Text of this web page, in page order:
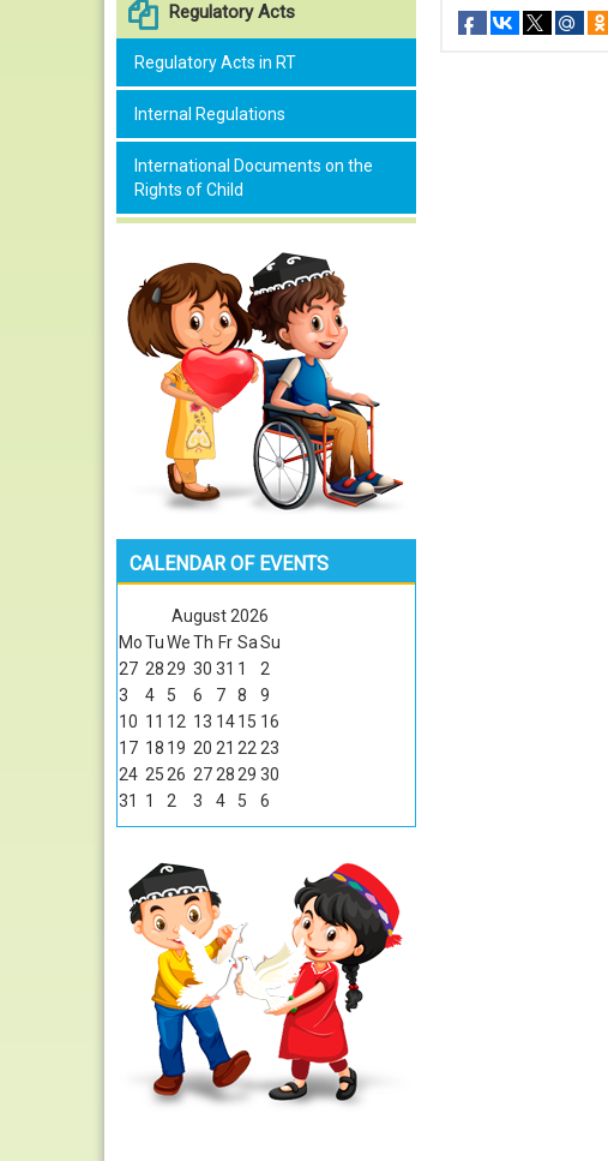
Regulatory Acts
Regulatory Acts in RT
Internal Regulations
International Documents on the
Rights of Child
CALENDAR OF EVENTS
August 2026
MoTuWeTh Fr SaSu
27 28 29 30 31 1
2
3
4 5 6 7 8
9
10 11 12 13 1415 16
17 18 19 20 21 22 23
24 25 26 27 28 29 30
31
1 2 3 4 5 6